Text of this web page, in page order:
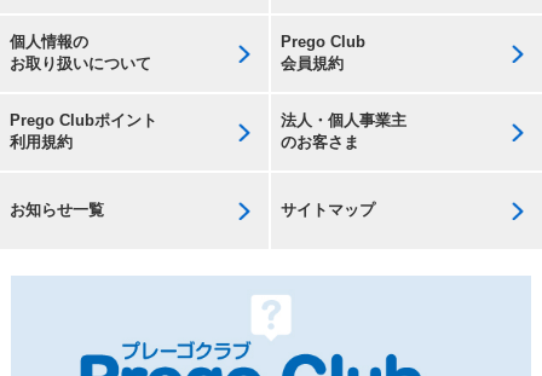
個人情報の
お取り扱いについて
Prego Club
会員規約
Prego Clubポイント
利用規約
法人・個人事業主
のお客さま
お知らせ一覧 サイトマップ